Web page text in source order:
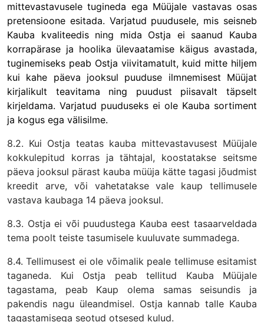
mittevastavusele tugineda ega Müüjale vastavas osas
pretensioone esitada. Varjatud puudusele, mis seisneb
Kauba kvaliteedis ning mida Ostja ei saanud Kauba
korrapärase ja hoolika ülevaatamise käigus avastada,
tuginemiseks peab Ostja viivitamatult, kuid mitte hiljem
kui kahe päeva jooksul puuduse ilmnemisest Müüjat
kirjalikult teavitama ning puudust piisavalt täpselt
kirjeldama. Varjatud puuduseks ei ole Kauba sortiment
ja kogus ega välisilme.
8.2. Kui Ostja teatas kauba mittevastavusest Müüjale
kokkulepitud korras ja tähtajal, koostatakse seitsme
päeva jooksul pärast kauba müüja kätte tagasi jõudmist
kreedit arve, või vahetatakse vale kaup tellimusele
vastava kaubaga 14 päeva jooksul.
8.3. Ostja ei või puudustega Kauba eest tasaarveldada
tema poolt teiste tasumisele kuuluvate summadega.
8.4. Tellimusest ei ole võimalik peale tellimuse esitamist
taganeda. Kui Ostja peab tellitud Kauba Müüjale
tagastama, peab Kaup olema samas seisundis ja
pakendis nagu üleandmisel. Ostja kannab talle Kauba
tagastamisega seotud otsesed kulud.